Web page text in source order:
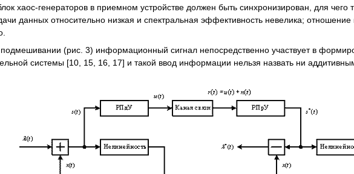
хаос-генераторов в приемном устройстве должен быть синхронизирован, для чего
данных относительно низкая и спектральная эффективность невелика;
(рис. 3) информационный сигнал непосредственно участвует в
системы [10, 15, 16, 17] и такой ввод информации нельзя назвать ни